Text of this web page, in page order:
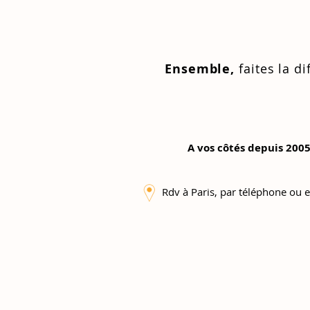
Ensemble, faites la
A vos côtés depuis
Rdv à Paris, par téléphone ou